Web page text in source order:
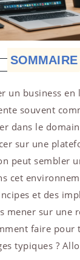
SOMMAIRE
un business en
souvent
dans le
sur une
peut sembler
cet
et des
mener sur une
faire pour
typiques ?